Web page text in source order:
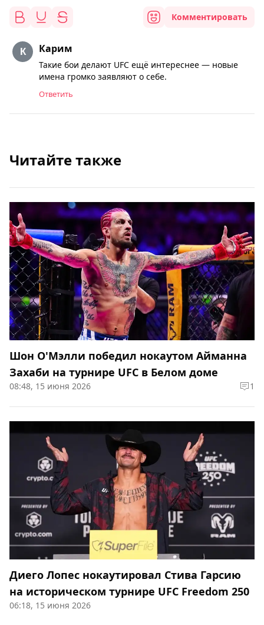
Комментировать
Карим
Такие бои делают UFC ещё интереснее — новые
имена громко заявляют о себе.
Ответить
Читайте также
Шон О'Мэлли победил нокаутом Айманна
Захаби на турнире UFC в Белом доме
08:48, 15 июня 2026 1
Диего Лопес нокаутировал Стива Гарсию
на историческом турнире UFC Freedom 250
06:18, 15 июня 2026